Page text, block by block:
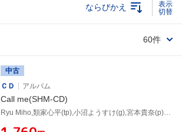
ならびかえ
60件
中古
ＣＤ
アルバム
Call me(SHM-CD)
Ryu Miho,類家心平(tp),小沼ようすけ(g),宮本貴奈(p),本多俊之(ss),川村竜,鈴木直人,仙道さおり